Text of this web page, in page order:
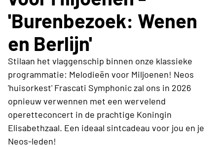
'Burenbezoek: Wenen
en Berlijn'
Stilaan het vlaggenschip binnen onze klassieke
programmatie: Melodieën voor Miljoenen! Neos
'huisorkest' Frascati Symphonic zal ons in 2026
opnieuw verwennen met een wervelend
operetteconcert in de prachtige Koningin
Elisabethzaal. Een ideaal sintcadeau voor jou en je
Neos-leden!